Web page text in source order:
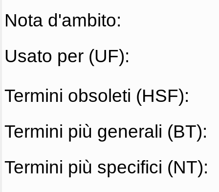
Nota d'ambito:
Usato per (UF):
Termini obsoleti (HSF):
Termini più generali (BT):
Termini più specifici (NT):